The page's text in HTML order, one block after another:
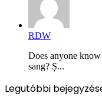
RDW
Does anyone
sang? Ș...
Legutóbbi